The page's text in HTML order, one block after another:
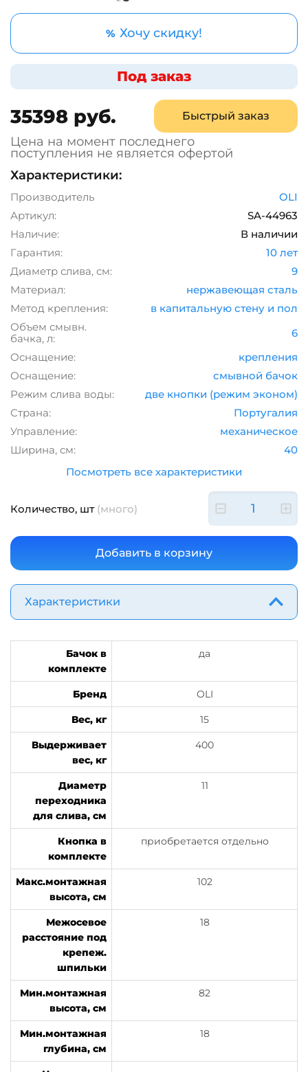
% Хочу скидку!
Под заказ
35398 руб. Быстрый заказ
Цена на момент последнего
поступления не является офертой
Характеристики:
Производитель
OLI
Артикул:
SA-44963
Наличие:
В наличии
Гарантия:
10 лет
Диаметр слива, см:
9
Материал:
нержавеющая сталь
Метод крепления:
в капитальную стену и пол
Объем смывн.
бачка, л:
6
Оснащение:
крепления
Оснащение:
смывной бачок
Режим слива воды:
две кнопки (режим эконом)
Страна:
Португалия
Управление:
механическое
Ширина, см:
40
Посмотреть все характеристики
Количество, шт (много)
Характеристики
Бачок в
комплекте
да
Бренд OLI
Вес, кг 15
Выдерживает
вес, кг
400
Диаметр
переходника
для слива, см
11
Кнопка в
комплекте
приобретается отдельно
Макс.монтажная
высота, см
102
Межосевое
расстояние под
крепеж.
шпильки
18
Мин.монтажная
высота, см
82
Мин.монтажная
глубина, см
18